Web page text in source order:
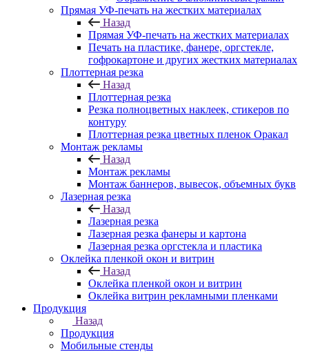
Прямая УФ-печать на жестких материалах
Назад
Прямая УФ-печать на жестких материалах
Печать на пластике, фанере, оргстекле,
гофрокартоне и других жестких материалах
Плоттерная резка
Назад
Плоттерная резка
Резка полноцветных наклеек, стикеров по
контуру
Плоттерная резка цветных пленок Оракал
Монтаж рекламы
Назад
Монтаж рекламы
Монтаж баннеров, вывесок, объемных букв
Лазерная резка
Назад
Лазерная резка
Лазерная резка фанеры и картона
Лазерная резка оргстекла и пластика
Оклейка пленкой окон и витрин
Назад
Оклейка пленкой окон и витрин
Оклейка витрин рекламными пленками
Продукция
Назад
Продукция
Мобильные стенды